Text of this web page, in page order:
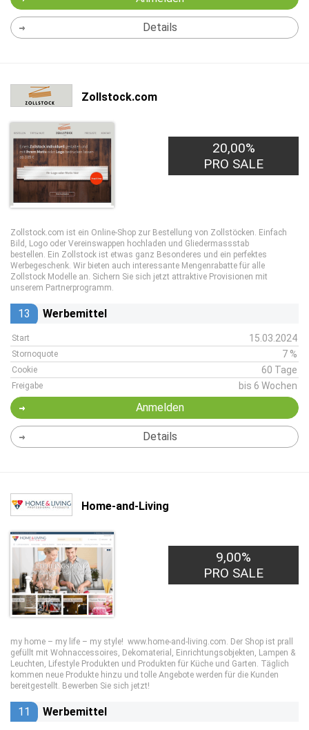
Details
Zollstock.com
20,00%
PRO SALE
Zollstock.com ist ein Online-Shop zur Bestellung von Zollstöcken. Einfach
Bild, Logo oder Vereinswappen hochladen und Gliedermassstab
bestellen. Ein Zollstock ist etwas ganz Besonderes und ein perfektes
Werbegeschenk. Wir bieten auch interessante Mengenrabatte für alle
Zollstock Modelle an. Sichern Sie sich jetzt attraktive Provisionen mit
unserem Partnerprogramm.
13 Werbemittel
Start 15.03.2024
Stornoquote 7 %
Cookie 60 Tage
Freigabe bis 6 Wochen
Anmelden
Details
Home-and-Living
9,00%
PRO SALE
my home – my life – my style! www.home-and-living.com. Der Shop ist prall
gefüllt mit Wohnaccessoires, Dekomaterial, Einrichtungsobjekten, Lampen &
Leuchten, Lifestyle Produkten und Produkten für Küche und Garten. Täglich
kommen neue Produkte hinzu und tolle Angebote werden für die Kunden
bereitgestellt. Bewerben Sie sich jetzt!
11 Werbemittel